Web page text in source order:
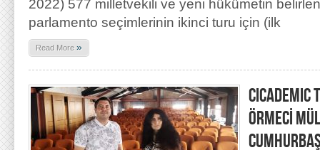
2022) 577 milletvekili ve yeni hükümetin
parlamento seçimlerinin ikinci turu için (ilk
Read More »
CICADEMIC
ÖRMECİ